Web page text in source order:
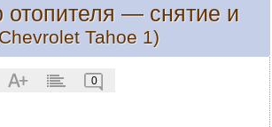
отопителя — снятие и
Tahoe 1)
0